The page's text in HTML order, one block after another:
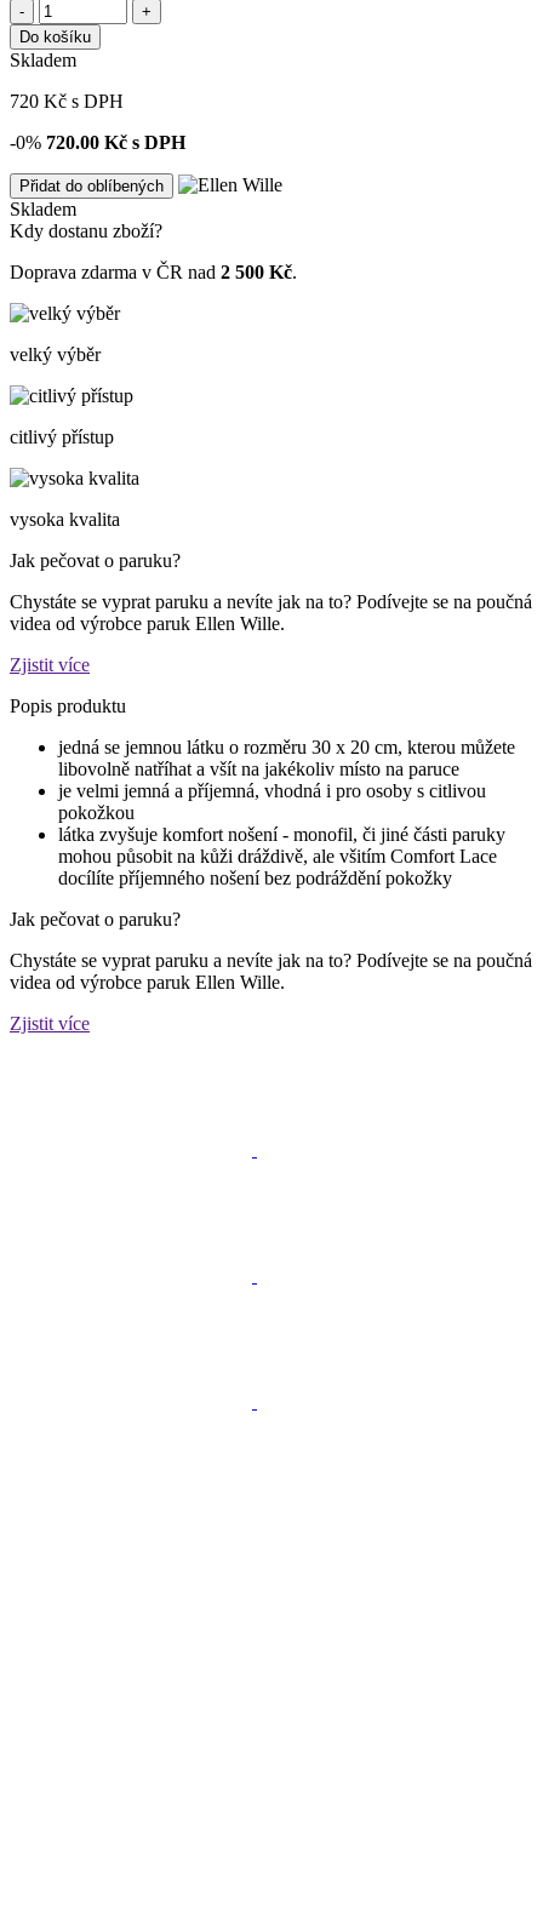
-
+
Do košíku
Skladem
720 Kč s DPH
-0% 720.00 Kč s DPH
Přidat do oblíbených
Skladem
Kdy dostanu zboží?
Doprava zdarma v ČR nad 2 500 Kč.
velký výběr
citlivý přístup
vysoka kvalita
Jak pečovat o paruku?
Chystáte se vyprat paruku a nevíte jak na to? Podívejte se na poučná
videa od výrobce paruk Ellen Wille.
Zjistit více
Popis produktu
jedná se jemnou látku o rozměru 30 x 20 cm, kterou můžete
libovolně natříhat a všít na jakékoliv místo na paruce
je velmi jemná a příjemná, vhodná i pro osoby s citlivou
pokožkou
látka zvyšuje komfort nošení - monofil, či jiné části paruky
mohou působit na kůži dráždivě, ale všitím Comfort Lace
docílíte příjemného nošení bez podráždění pokožky
Jak pečovat o paruku?
Chystáte se vyprat paruku a nevíte jak na to? Podívejte se na poučná
videa od výrobce paruk Ellen Wille.
Zjistit více